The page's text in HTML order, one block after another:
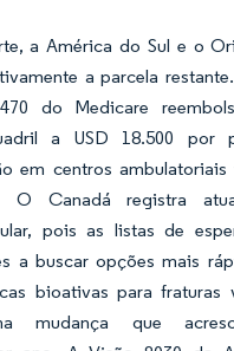
a América do Sul e o
a parcela
do Medicare
a USD 18.500 por
em centros ambulatoriais
O Canadá registra
pois as listas de
a buscar opções mais
bioativas para fraturas
mudança que